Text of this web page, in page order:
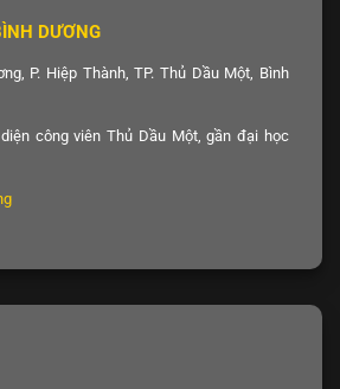
DƯƠNG
P. Hiệp Thành, TP. Thủ Dầu Một, Bình
công viên Thủ Dầu Một, gần đại học